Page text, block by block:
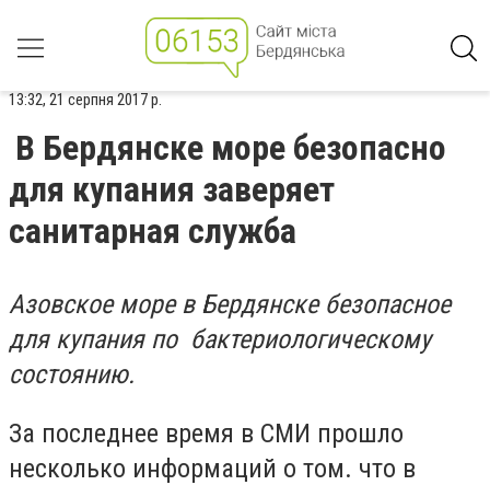
13:32, 21 серпня 2017 р.
В Бердянске море безопасно
для купания заверяет
санитарная служба
Азовское море в Бердянске безопасное
для купания по бактериологическому
состоянию.
За последнее время в СМИ прошло
несколько информаций о том. что в